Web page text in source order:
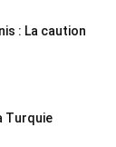
: La caution
Turquie